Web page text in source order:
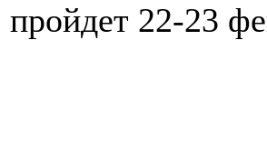
пройдет 22-23